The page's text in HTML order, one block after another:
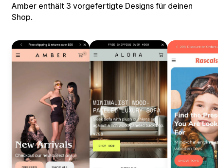
Amber enthält 3 vorgefertigte Designs für deinen
Shop.